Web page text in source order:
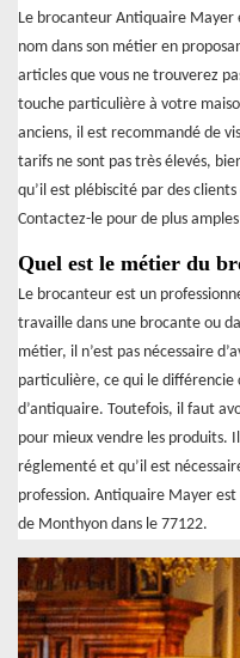
Le brocanteur Antiquaire Mayer
nom dans son métier en
articles que vous ne trouverez
touche particulière à votre
anciens, il est recommandé de
tarifs ne sont pas très élevés,
qu’il est plébiscité par des
Contactez-le pour de plus
Quel est le métier du
Le brocanteur est un
travaille dans une brocante ou
métier, il n’est pas nécessaire
particulière, ce qui le
d’antiquaire. Toutefois, il faut
pour mieux vendre les produits.
réglementé et qu’il est
profession. Antiquaire Mayer
de Monthyon dans le 77122.